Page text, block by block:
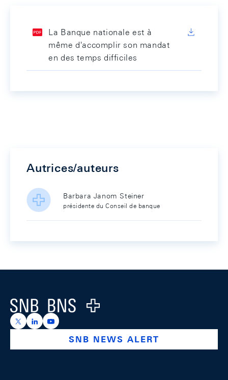
La Banque nationale est à
même d'accomplir son mandat
en des temps difficiles
Autrices/auteurs
Barbara Janom Steiner
présidente du Conseil de banque
Logo
https://x.com/snb_bns
https://ch.linkedin.com/company/swiss-national-
https://www.youtube.com/@swissnationalbank
SNB NEWS ALERT